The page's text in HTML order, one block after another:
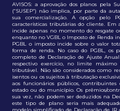
AVISOS: a aprovação dos planos pela
(“SUSEP”) não implica, por parte da
sua comercialização. A opção pelo
características tributárias do cliente. Em
incide apenas no momento do resgate
enquanto no VGBL o Imposto de Renda
PGBL o imposto incide sobre o valor
forma de renda. No caso do PGBL, os
completo de Declaração de Ajuste
respectivo exercício, no limite
tributável. Não são considerados como
isentos ou os sujeitos à tributação
aos funcionários públicos,
estado ou do município. Os prêmios/
sua vez, não podem ser deduzidos na
este tipo de plano seria mais
modelo simplificado de Declaração de